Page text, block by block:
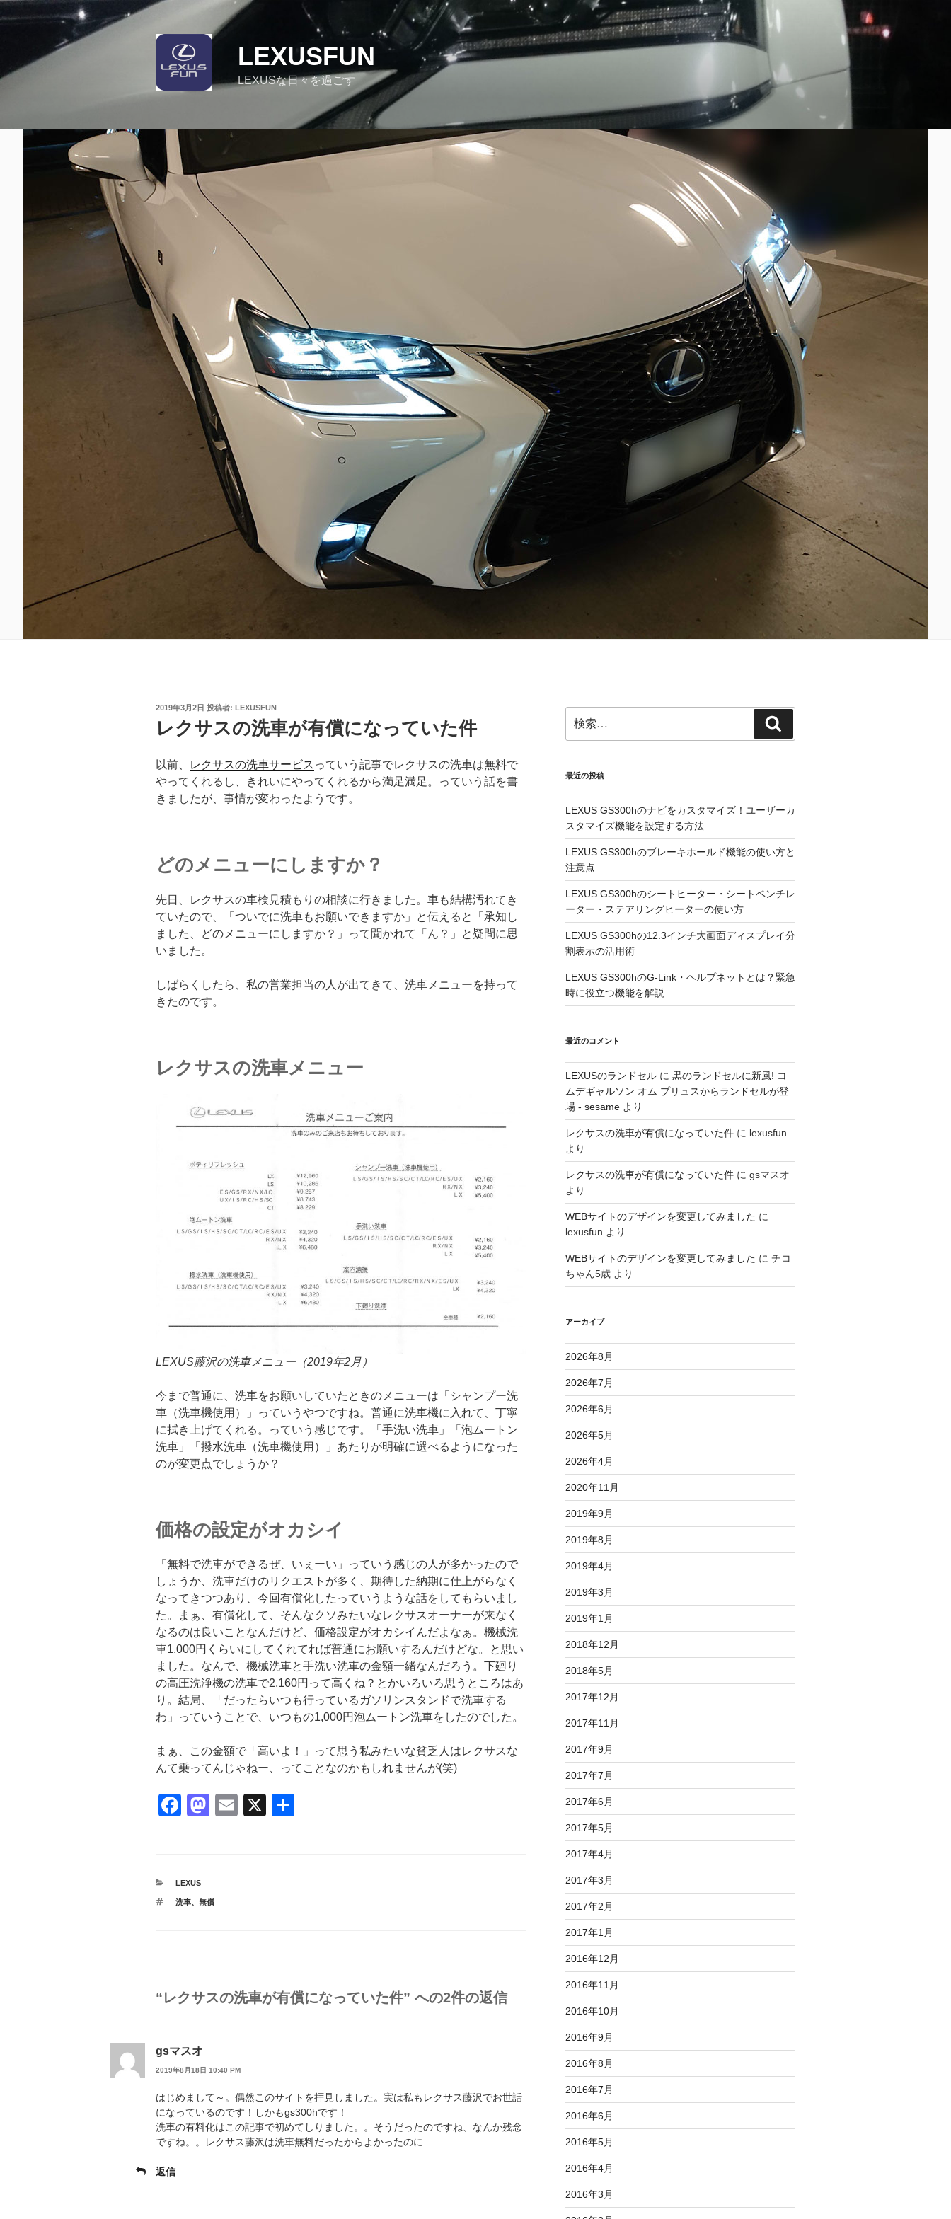
コ
ツ
キ
LEXUSFUN
LEXUSな日々を過ごす
投
日:
2019年3月2日 投稿者: LEXUSFUN
レクサスの洗車が有償になっていた件
以前、 レクサスの洗車サービス っていう記事でレクサスの洗車は無料で
やってくれるし、きれいにやってくれるから満足満足。っていう話を書
きましたが、事情が変わったようです。
どのメニューにしますか？
先日、レクサスの車検見積もりの相談に行きました。車も結構汚れてき
ていたので、「ついでに洗車もお願いできますか」と伝えると「承知し
ました、どのメニューにしますか？」って聞かれて「ん？」と疑問に思
いました。
しばらくしたら、私の営業担当の人が出てきて、洗車メニューを持って
きたのです。
レクサスの洗車メニュー
LEXUS藤沢の洗車メニュー（2019年2月）
今まで普通に、洗車をお願いしていたときのメニューは「シャンプー洗
車（洗車機使用）」っていうやつですね。普通に洗車機に入れて、丁寧
に拭き上げてくれる。っていう感じです。「手洗い洗車」「泡ムートン
洗車」「撥水洗車（洗車機使用）」あたりが明確に選べるようになった
のが変更点でしょうか？
価格の設定がオカシイ
「無料で洗車ができるぜ、いぇーい」っていう感じの人が多かったので
しょうか、洗車だけのリクエストが多く、期待した納期に仕上がらなく
なってきつつあり、今回有償化したっていうような話をしてもらいまし
た。まぁ、有償化して、そんなクソみたいなレクサスオーナーが来なく
なるのは良いことなんだけど、価格設定がオカシイんだよなぁ。機械洗
車1,000円くらいにしてくれてれば普通にお願いするんだけどな。と思い
ました。なんで、機械洗車と手洗い洗車の金額一緒なんだろう。下廻り
の高圧洗浄機の洗車で2,160円って高くね？とかいろいろ思うところはあ
り。結局、「だったらいつも行っているガソリンスタンドで洗車する
わ」っていうことで、いつもの1,000円泡ムートン洗車をしたのでした。
まぁ、この金額で「高いよ！」って思う私みたいな貧乏人はレクサスな
んて乗ってんじゃねー、ってことなのかもしれませんが(笑)
F
e
b
M
d
E
X
カ
ゴ
LEXUS
タ
洗車、 無償
“レクサスの洗車が有償になっていた件” への2件の返信
gsマスオ
2019年8月18日 10:40 PM
はじめまして～。偶然このサイトを拝見しました。実は私もレクサス藤沢でお世話
になっているのです！しかもgs300hです！
洗車の有料化はこの記事で初めてしりました。。そうだったのですね、なんか残念
ですね。。レクサス藤沢は洗車無料だったからよかったのに…
返信
索:
索
最近の投稿
LEXUS GS300hのナビをカスタマイズ！ユーザーカ
スタマイズ機能を設定する方法
LEXUS GS300hのブレーキホールド機能の使い方と
注意点
LEXUS GS300hのシートヒーター・シートベンチレ
ーター・ステアリングヒーターの使い方
LEXUS GS300hの12.3インチ大画面ディスプレイ分
割表示の活用術
LEXUS GS300hのG-Link・ヘルプネットとは？緊急
時に役立つ機能を解説
最近のコメント
LEXUSのランドセルに 黒のランドセルに新風! コ
ムデギャルソン オム プリュスからランドセルが登
場 - sesameより
レクサスの洗車が有償になっていた件に lexusfun
より
レクサスの洗車が有償になっていた件に gsマスオ
より
WEBサイトのデザインを変更してみました に
lexusfun より
WEBサイトのデザインを変更してみました に チコ
ちゃん5歳より
アーカイブ
2026年8月
2026年7月
2026年6月
2026年5月
2026年4月
2020年11月
2019年9月
2019年8月
2019年4月
2019年3月
2019年1月
2018年12月
2018年5月
2017年12月
2017年11月
2017年9月
2017年7月
2017年6月
2017年5月
2017年4月
2017年3月
2017年2月
2017年1月
2016年12月
2016年11月
2016年10月
2016年9月
2016年8月
2016年7月
2016年6月
2016年5月
2016年4月
2016年3月